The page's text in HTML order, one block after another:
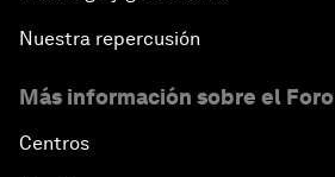
Nuestra repercusión
Más información sobre el Foro
Centros